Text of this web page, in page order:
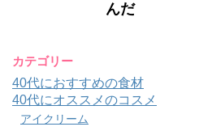
んだ
カテゴリー
40代におすすめの食材
40代にオススメのコスメ
アイクリーム